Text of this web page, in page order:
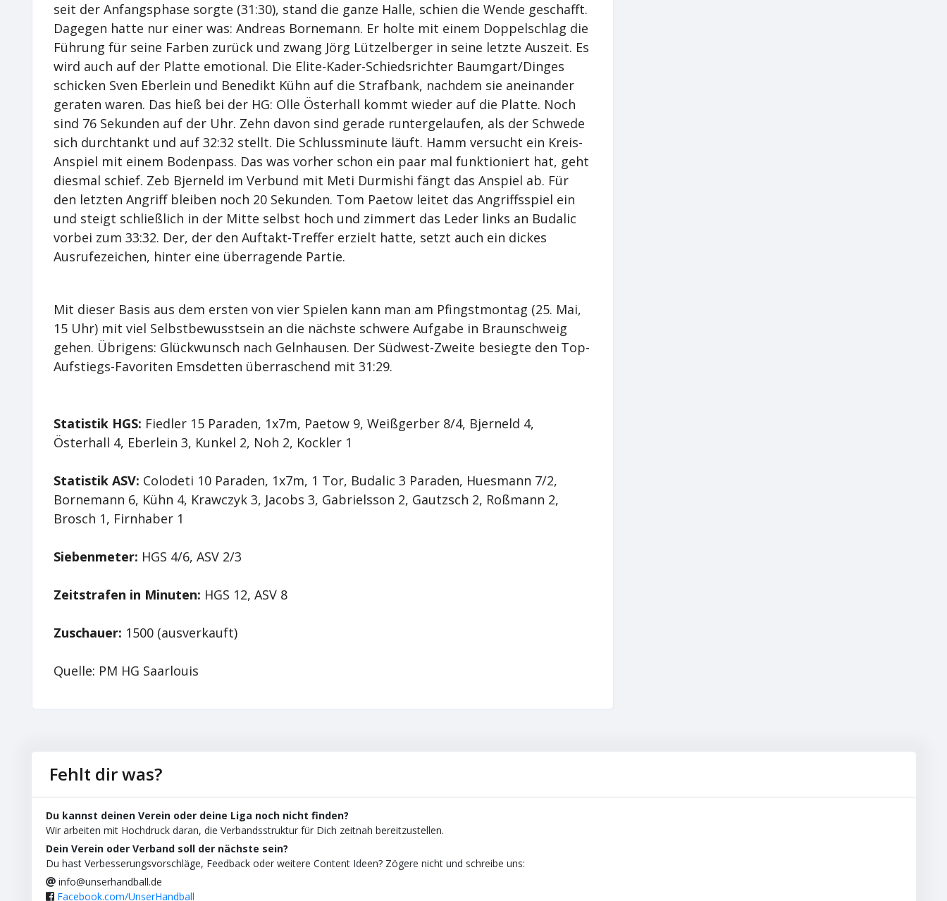
seit der Anfangsphase sorgte (31:30), stand die ganze Halle, schien die Wende geschafft.
Dagegen hatte nur einer was: Andreas Bornemann. Er holte mit einem Doppelschlag die
Führung für seine Farben zurück und zwang Jörg Lützelberger in seine letzte Auszeit. Es
wird auch auf der Platte emotional. Die Elite-Kader-Schiedsrichter Baumgart/Dinges
schicken Sven Eberlein und Benedikt Kühn auf die Strafbank, nachdem sie aneinander
geraten waren. Das hieß bei der HG: Olle Österhall kommt wieder auf die Platte. Noch
sind 76 Sekunden auf der Uhr. Zehn davon sind gerade runtergelaufen, als der Schwede
sich durchtankt und auf 32:32 stellt. Die Schlussminute läuft. Hamm versucht ein Kreis-
Anspiel mit einem Bodenpass. Das was vorher schon ein paar mal funktioniert hat, geht
diesmal schief. Zeb Bjerneld im Verbund mit Meti Durmishi fängt das Anspiel ab. Für
den letzten Angriff bleiben noch 20 Sekunden. Tom Paetow leitet das Angriffsspiel ein
und steigt schließlich in der Mitte selbst hoch und zimmert das Leder links an Budalic
vorbei zum 33:32. Der, der den Auftakt-Treffer erzielt hatte, setzt auch ein dickes
Ausrufezeichen, hinter eine überragende Partie.
Mit dieser Basis aus dem ersten von vier Spielen kann man am Pfingstmontag (25. Mai,
15 Uhr) mit viel Selbstbewusstsein an die nächste schwere Aufgabe in Braunschweig
gehen. Übrigens: Glückwunsch nach Gelnhausen. Der Südwest-Zweite besiegte den Top-
Aufstiegs-Favoriten Emsdetten überraschend mit 31:29.
Statistik HGS: Fiedler 15 Paraden, 1x7m, Paetow 9, Weißgerber 8/4, Bjerneld 4,
Österhall 4, Eberlein 3, Kunkel 2, Noh 2, Kockler 1
Statistik ASV: Colodeti 10 Paraden, 1x7m, 1 Tor, Budalic 3 Paraden, Huesmann 7/2,
Bornemann 6, Kühn 4, Krawczyk 3, Jacobs 3, Gabrielsson 2, Gautzsch 2, Roßmann 2,
Brosch 1, Firnhaber 1
Siebenmeter: HGS 4/6, ASV 2/3
Zeitstrafen in Minuten: HGS 12, ASV 8
Zuschauer: 1500 (ausverkauft)
Quelle: PM HG Saarlouis
Fehlt dir was?
Du kannst deinen Verein oder deine Liga noch nicht finden?
Wir arbeiten mit Hochdruck daran, die Verbandsstruktur für Dich zeitnah bereitzustellen.
Dein Verein oder Verband soll der nächste sein?
Du hast Verbesserungsvorschläge, Feedback oder weitere Content Ideen? Zögere nicht und schreibe uns:
info@unserhandball.de
Facebook.com/UnserHandball